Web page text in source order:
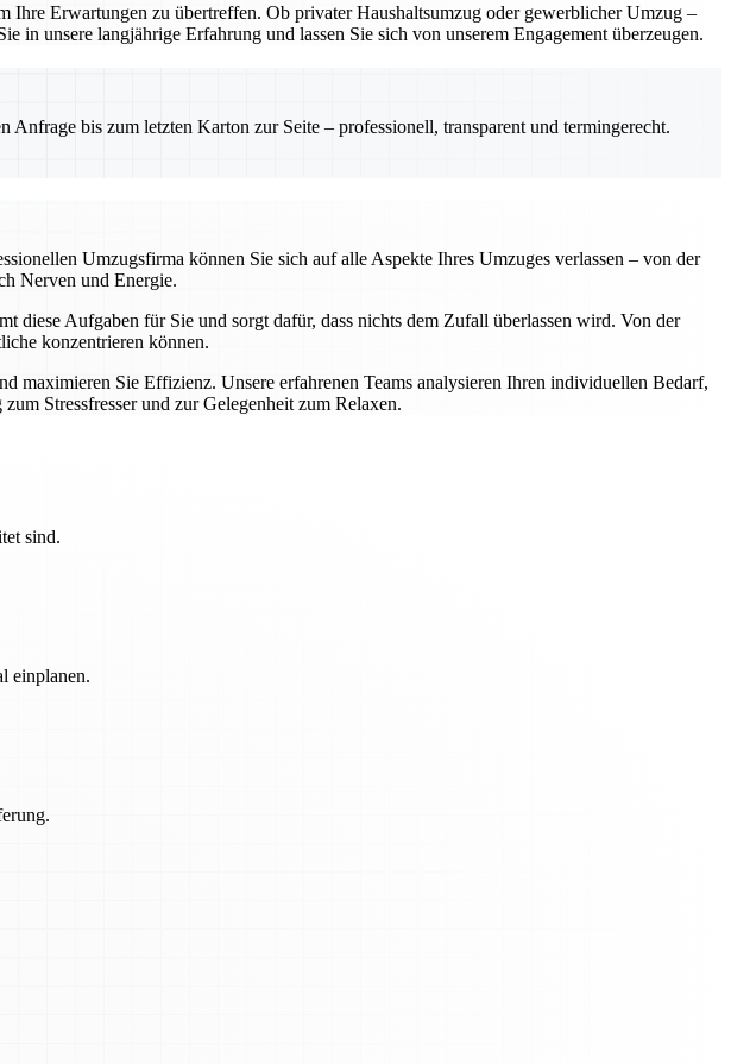
Erwartungen zu übertreffen. Ob privater Haushaltsumzug oder gewerblicher Umzug –
in unsere langjährige Erfahrung und lassen Sie sich von unserem Engagement überzeugen.
Anfrage bis zum letzten Karton zur Seite – professionell, transparent und termingerecht.
Umzugsfirma können Sie sich auf alle Aspekte Ihres Umzuges verlassen – von der
Nerven und Energie.
Aufgaben für Sie und sorgt dafür, dass nichts dem Zufall überlassen wird. Von der
konzentrieren können.
maximieren Sie Effizienz. Unsere erfahrenen Teams analysieren Ihren individuellen Bedarf,
Stressfresser und zur Gelegenheit zum Relaxen.
sind.
einplanen.